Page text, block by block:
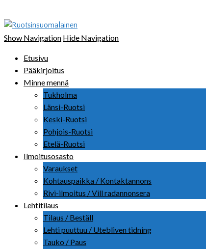
Show Navigation Hide Navigation
Etusivu
Pääkirjoitus
Minne mennä
Tukholma
Länsi-Ruotsi
Keski-Ruotsi
Pohjois-Ruotsi
Etelä-Ruotsi
Ilmoitusosasto
Varaukset
Kohtauspaikka / Kontaktannons
Rivi-ilmoitus / Vill radannonsera
Lehtitilaus
Tilaus / Beställ
Lehti puuttuu / Utebliven tidning
Tauko / Paus